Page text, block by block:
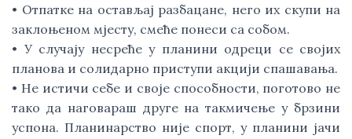
• Отпатке на остављај разбацане, него их скупи на
заклоњеном мјесту, смеће понеси са собом.
• У случају несреће у планини одреци се својих
планова и солидарно приступи акцији спашавања.
• Не истичи себе и своје способности, поготово не
тако да наговараш друге на такмичење у брзини
успона. Планинарство није спорт, у планини јачи